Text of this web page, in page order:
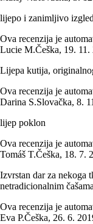
lijepo i zanimljivo
Ova recenzija je
Lucie M.Češka, 19. 11.
Lijepa kutija,
Ova recenzija je
Darina S.Slovačka, 8.
lijep poklon
Ova recenzija je
Tomáš T.Češka, 18. 7.
Izvrstan dar za nekoga
netradicionalnim
Ova recenzija je
Eva P.Češka, 26. 6.